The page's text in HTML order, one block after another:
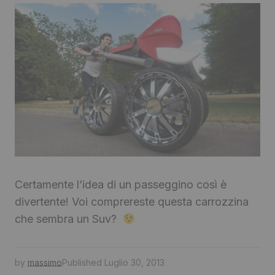
Certamente l’idea di un passeggino così è
divertente! Voi comprereste questa carrozzina
che sembra un Suv?
by massimoPublished Luglio 30, 2013